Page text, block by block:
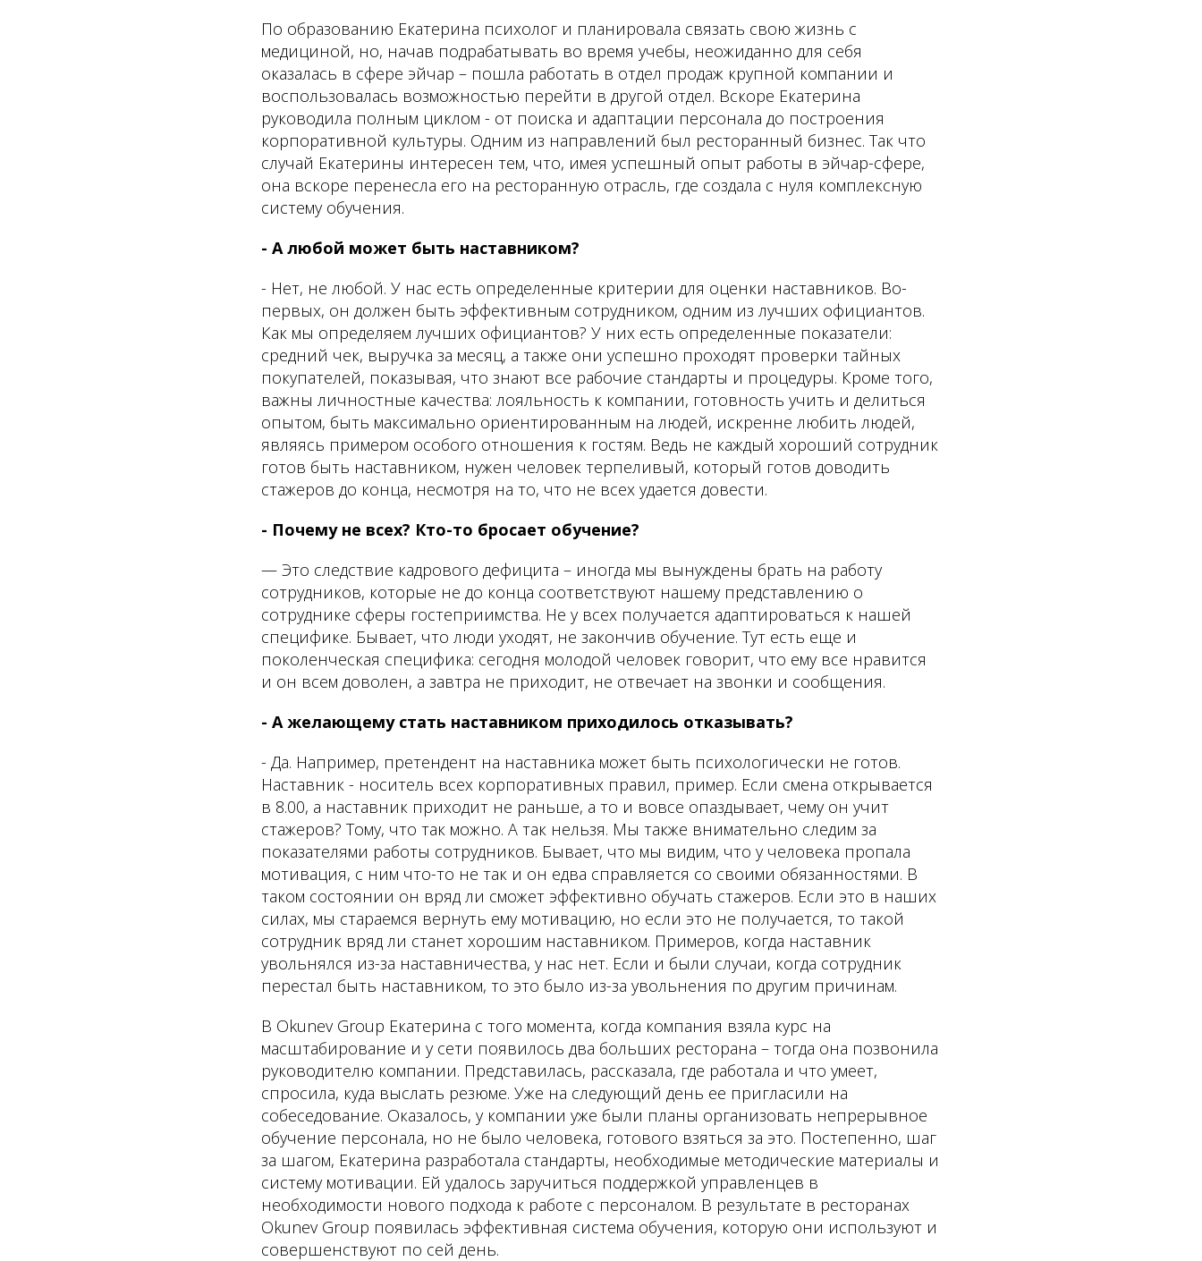
По образованию Екатерина психолог и планировала связать свою жизнь с
медициной, но, начав подрабатывать во время учебы, неожиданно для себя
оказалась в сфере эйчар – пошла работать в отдел продаж крупной компании и
воспользовалась возможностью перейти в другой отдел. Вскоре Екатерина
руководила полным циклом - от поиска и адаптации персонала до построения
корпоративной культуры. Одним из направлений был ресторанный бизнес. Так что
случай Екатерины интересен тем, что, имея успешный опыт работы в эйчар-сфере,
она вскоре перенесла его на ресторанную отрасль, где создала с нуля комплексную
систему обучения.
- А любой может быть наставником?
- Нет, не любой. У нас есть определенные критерии для оценки наставников. Во-
первых, он должен быть эффективным сотрудником, одним из лучших официантов.
Как мы определяем лучших официантов? У них есть определенные показатели:
средний чек, выручка за месяц, а также они успешно проходят проверки тайных
покупателей, показывая, что знают все рабочие стандарты и процедуры. Кроме того,
важны личностные качества: лояльность к компании, готовность учить и делиться
опытом, быть максимально ориентированным на людей, искренне любить людей,
являясь примером особого отношения к гостям. Ведь не каждый хороший сотрудник
готов быть наставником, нужен человек терпеливый, который готов доводить
стажеров до конца, несмотря на то, что не всех удается довести.
- Почему не всех? Кто-то бросает обучение?
— Это следствие кадрового дефицита – иногда мы вынуждены брать на работу
сотрудников, которые не до конца соответствуют нашему представлению о
сотруднике сферы гостеприимства. Не у всех получается адаптироваться к нашей
специфике. Бывает, что люди уходят, не закончив обучение. Тут есть еще и
поколенческая специфика: сегодня молодой человек говорит, что ему все нравится
и он всем доволен, а завтра не приходит, не отвечает на звонки и сообщения.
- А желающему стать наставником приходилось отказывать?
- Да. Например, претендент на наставника может быть психологически не готов.
Наставник - носитель всех корпоративных правил, пример. Если смена открывается
в 8.00, а наставник приходит не раньше, а то и вовсе опаздывает, чему он учит
стажеров? Тому, что так можно. А так нельзя. Мы также внимательно следим за
показателями работы сотрудников. Бывает, что мы видим, что у человека пропала
мотивация, с ним что-то не так и он едва справляется со своими обязанностями. В
таком состоянии он вряд ли сможет эффективно обучать стажеров. Если это в наших
силах, мы стараемся вернуть ему мотивацию, но если это не получается, то такой
сотрудник вряд ли станет хорошим наставником. Примеров, когда наставник
увольнялся из-за наставничества, у нас нет. Если и были случаи, когда сотрудник
перестал быть наставником, то это было из-за увольнения по другим причинам.
В Okunev Group Екатерина с того момента, когда компания взяла курс на
масштабирование и у сети появилось два больших ресторана – тогда она позвонила
руководителю компании. Представилась, рассказала, где работала и что умеет,
спросила, куда выслать резюме. Уже на следующий день ее пригласили на
собеседование. Оказалось, у компании уже были планы организовать непрерывное
обучение персонала, но не было человека, готового взяться за это. Постепенно, шаг
за шагом, Екатерина разработала стандарты, необходимые методические материалы и
систему мотивации. Ей удалось заручиться поддержкой управленцев в
необходимости нового подхода к работе с персоналом. В результате в ресторанах
Okunev Group появилась эффективная система обучения, которую они используют и
совершенствуют по сей день.